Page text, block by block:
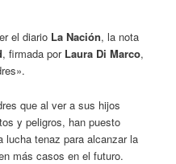
el diario La Nación, la nota
, firmada por Laura Di Marco,
que al ver a sus hijos
y peligros, han puesto
lucha tenaz para alcanzar la
más casos en el futuro.